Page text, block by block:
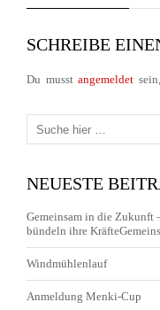
SCHREIBE
Du musstangemeldet
NEUESTE
Gemeinsam in die Zukunft
bündeln ihre
Windmühlenlauf
Anmeldung Menki-Cup